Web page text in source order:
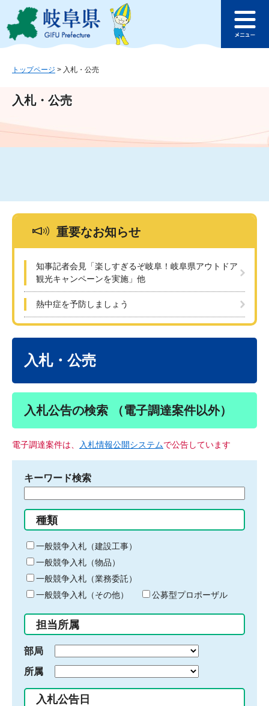
ジ
ュ
文
このページの本文へ
ュ
トップページ > 入札・公売
入札・公売
重要なお知らせ
知事記者会見「楽しすぎるぞ岐阜！岐阜県アウトドア
観光キャンペーンを実施」他
熱中症を予防しましょう
入札・公売
入札公告の検索 （電子調達案件以外）
電子調達案件は、 入札情報公開システムで公告しています
キーワード検索
る
キ
ー
ワ
ー
ド
入
力
種類
一般競争入札（建設工事）
一般競争入札（物品）
一般競争入札（業務委託）
一般競争入札（その他）
公募型プロポーザル
担当所属
部局
所属
入札公告日